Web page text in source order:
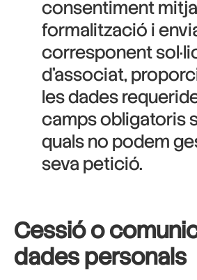
consentiment
formalització i
corresponent
d’associat,
les dades
camps obligatoris
quals no podem
seva petició.
Cessió o
dades personals